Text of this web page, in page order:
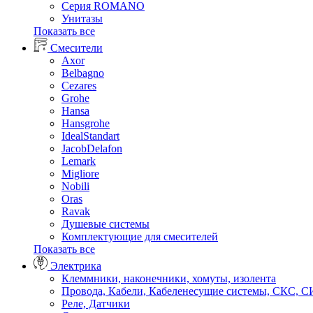
Серия ROMANO
Унитазы
Показать все
Смесители
Axor
Belbagno
Cezares
Grohe
Hansa
Hansgrohe
IdealStandart
JacobDelafon
Lemark
Migliore
Nobili
Oras
Ravak
Душевые системы
Комплектующие для смесителей
Показать все
Электрика
Клеммники, наконечники, хомуты, изолента
Провода, Кабели, Кабеленесущие системы, СКС,
Реле, Датчики